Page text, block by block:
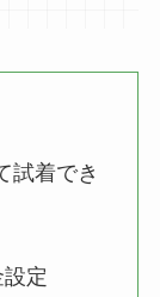
試着でき
定